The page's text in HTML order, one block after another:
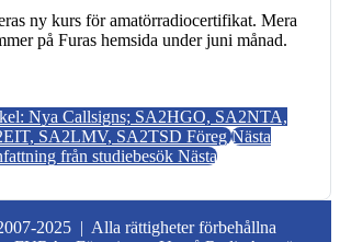
ny kurs för amatörradiocertifikat. Mera
på Furas hemsida under juni månad.
Nya Callsigns; SA2HGO, SA2NTA,
SA2LMV, SA2TSD Föreg Nästa
från studiebesök Nästa
2025 | Alla rättigheter förbehållna